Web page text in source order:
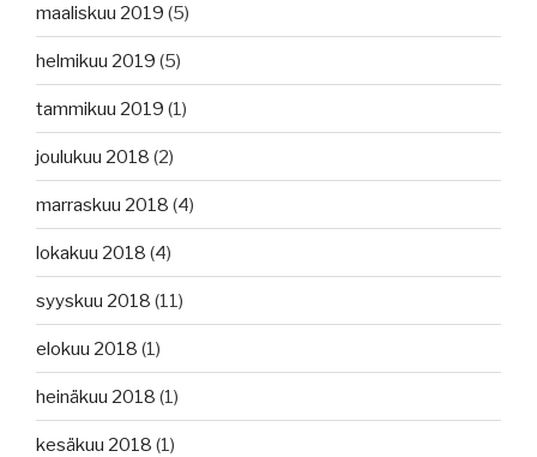
maaliskuu 2019 (5)
helmikuu 2019 (5)
tammikuu 2019 (1)
joulukuu 2018 (2)
marraskuu 2018 (4)
lokakuu 2018 (4)
syyskuu 2018 (11)
elokuu 2018 (1)
heinäkuu 2018 (1)
kesäkuu 2018 (1)